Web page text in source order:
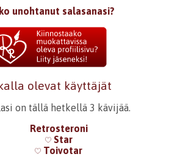
unohtanut salasanasi?
olevat käyttäjät
on tällä hetkellä 3 kävijää.
Retrosteroni
Star
Toivotar